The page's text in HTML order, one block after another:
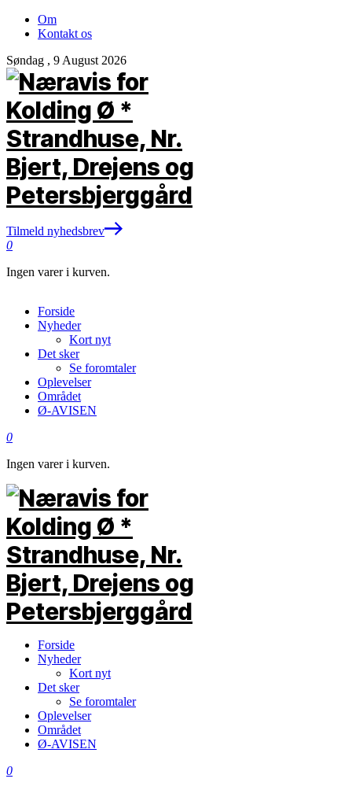
Om
Kontakt os
Søndag , 9 August 2026
Tilmeld nyhedsbrev
0
Ingen varer i kurven.
Forside
Nyheder
Kort nyt
Det sker
Se foromtaler
Oplevelser
Området
Ø-AVISEN
0
Ingen varer i kurven.
Forside
Nyheder
Kort nyt
Det sker
Se foromtaler
Oplevelser
Området
Ø-AVISEN
0